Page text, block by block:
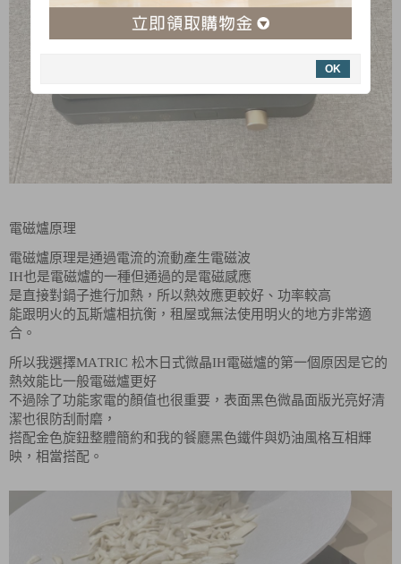
電磁爐原理
電磁爐原理是通過電流的流動產生電磁波
IH也是電磁爐的一種但通過的是電磁感應
是直接對鍋子進行加熱，所以熱效應更較好、功率較高
能跟明火的瓦斯爐相抗衡，租屋或無法使用明火的地方非常適
合。
所以我選擇MATRIC 松木日式微晶IH電磁爐的第一個原因是它的
熱效能比一般電磁爐更好
不過除了功能家電的顏值也很重要，表面黑色微晶面版光亮好清
潔也很防刮耐磨，
搭配金色旋鈕整體簡約和我的餐廳黑色鐵件與奶油風格互相輝
映，相當搭配。
OK